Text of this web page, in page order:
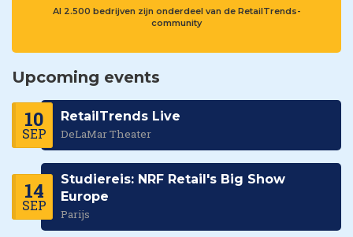
Al 2.500 bedrijven zijn onderdeel van de RetailTrends-
community
Upcoming events
10
SEP
RetailTrends Live
DeLaMar Theater
14
SEP
Studiereis: NRF Retail's Big Show
Europe
Parijs